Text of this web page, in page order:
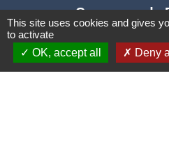
Commune de
1 rue de
81700
+33 5 63
This site uses cookies and gives
to activate
OK, accept all
Deny